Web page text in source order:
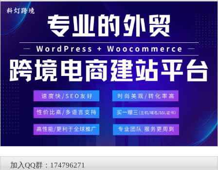
加入QQ群：174796271